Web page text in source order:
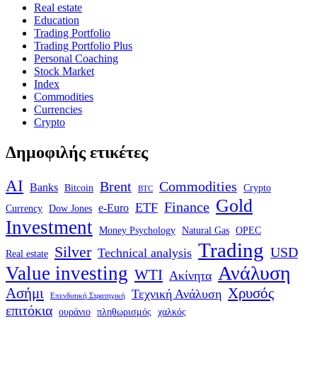
Real estate
Education
Trading Portfolio
Trading Portfolio Plus
Personal Coaching
Stock Market
Index
Commodities
Currencies
Crypto
Δημοφιλής ετικέτες
AI Banks Bitcoin Brent BTC Commodities
Crypto
Currency Dow Jones e-Euro ETF Finance Gold
Investment Money Psychology Natural Gas OPEC
Real estate Silver Technical analysis Trading USD
Value investing WTI Ακίνητα Ανάλυση
Ασήμι Επενδυτική Στρατηγική Τεχνική Ανάλυση Χρυσός
επιτόκια ουράνιο πληθωρισμός χαλκός